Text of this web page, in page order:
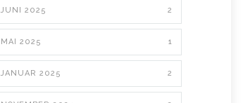
JUNI 2025 2
MAI 2025 1
JANUAR 2025 2